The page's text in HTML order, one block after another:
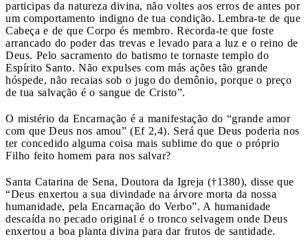
participas da natureza divina, não voltes aos erros de antes por
um comportamento indigno de tua condição. Lembra-te de que
Cabeça e de que Corpo és membro. Recorda-te que foste
arrancado do poder das trevas e levado para a luz e o reino de
Deus. Pelo sacramento do batismo te tornaste templo do
Espírito Santo. Não expulses com más ações tão grande
hóspede, não recaias sob o jugo do demônio, porque o preço
de tua salvação é o sangue de Cristo”.
O mistério da Encarnação é a manifestação do “grande amor
com que Deus nos amou” (Ef 2,4). Será que Deus poderia nos
ter concedido alguma coisa mais sublime do que o próprio
Filho feito homem para nos salvar?
Santa Catarina de Sena, Doutora da Igreja (†1380), disse que
“Deus enxertou a sua divindade na árvore morta da nossa
humanidade, pela Encarnação do Verbo”. A humanidade
descaída no pecado original é o tronco selvagem onde Deus
enxertou a boa planta divina para dar frutos de santidade.